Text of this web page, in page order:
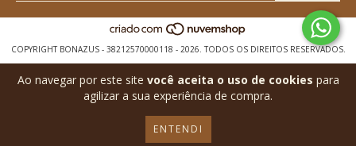
Ao navegar por este site você aceita o uso de cookies para
agilizar a sua experiência de compra.
ENTENDI
COPYRIGHT BONAZUS - 38212570000118 - 2026. TODOS OS DIREITOS RESERVADOS.